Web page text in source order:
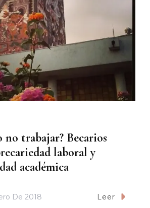
no trabajar? Becarios
laboral y
académica
De 2018 Leer